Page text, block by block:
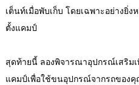
เต็นท์เมื่อพับเก็บ โดยเฉพาะอย่างยิ่
ตั้งแคมป์
สุดท้ายนี้ ลองพิจารณาอุปกรณ์เสริมเ
แคมป์เพื่อใช้ขนอุปกรณ์จากรถของคุ